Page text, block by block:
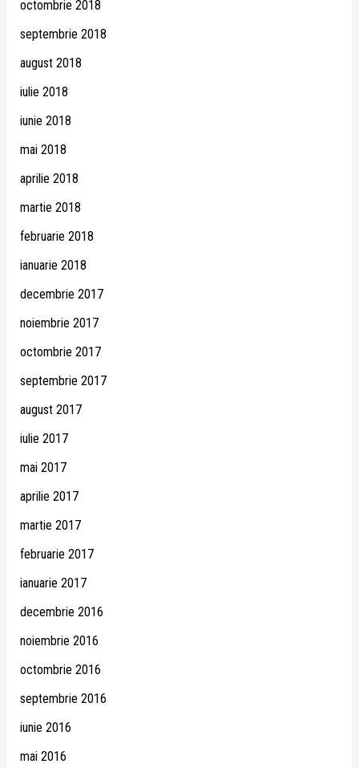
octombrie 2018
septembrie 2018
august 2018
iulie 2018
iunie 2018
mai 2018
aprilie 2018
martie 2018
februarie 2018
ianuarie 2018
decembrie 2017
noiembrie 2017
octombrie 2017
septembrie 2017
august 2017
iulie 2017
mai 2017
aprilie 2017
martie 2017
februarie 2017
ianuarie 2017
decembrie 2016
noiembrie 2016
octombrie 2016
septembrie 2016
iunie 2016
mai 2016